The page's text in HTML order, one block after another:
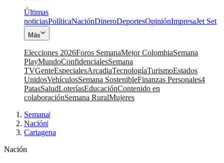
Últimas
noticiasPolíticaNaciónDineroDeportesOpiniónImpresaJet Set
Más
Elecciones 2026Foros SemanaMejor ColombiaSemana
PlayMundoConfidencialesSemana
TVGenteEspecialesArcadiaTecnologíaTurismoEstados
UnidosVehículosSemana SostenibleFinanzas Personales4
PatasSaludLoteríasEducaciónContenido en
colaboraciónSemana RuralMujeres
Semana|
Nación|
Cartagena
Nación